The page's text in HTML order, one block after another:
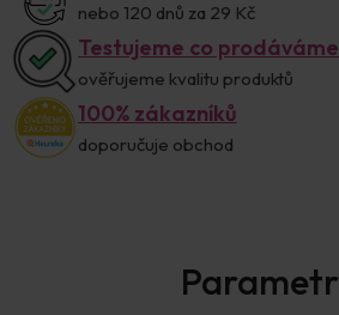
nebo 120 dnů za 29 Kč
Testujeme co prodáváme
ověřujeme kvalitu produktů
100% zákazníků
doporučuje obchod